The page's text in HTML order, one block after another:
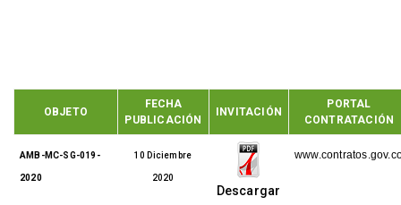
OBJETO
FECHA
PUBLICACIÓN
INVITACIÓN
PORTAL
CONTRATACIÓN
AMB-MC-SG-019-
2020
10 Diciembre
2020
Descargar